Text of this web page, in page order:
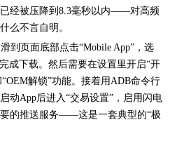
经被压降到8.3毫秒以内——对高频
么不言自明。
到页面底部点击“Mobile App”，选
完成下载。然后需要在设置里开启“开
解锁”功能。接着用ADB命令行
动App后进入“交易设置”，启用闪电
的推送服务——这是一套典型的“极